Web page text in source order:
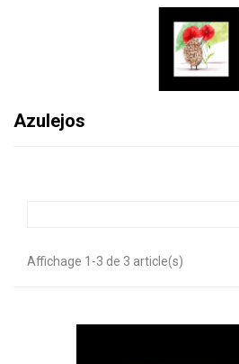
Azulejos
Affichage 1-3 de 3 article(s)